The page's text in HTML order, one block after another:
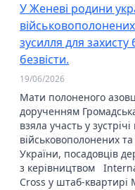
У Женеві родини
зусилля для
безвісти.
19/06/2026
Мати полоненого
дорученням
взяла участь у
військовополонених
України, посадовців
з керівництвом
Cross у штаб-